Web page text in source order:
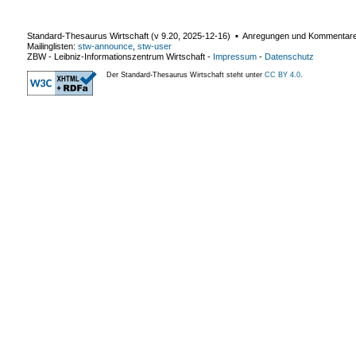
Standard-Thesaurus Wirtschaft (v 9.20 2025-12-16) ▪ Anregungen und
Mailinglisten: stw-announce stw-user
ZBW - Leibniz-Informationszentrum Wirtschaft - Impressum - Datenschutz
Der Standard-Thesaurus Wirtschaft steht unter CC BY 4.0